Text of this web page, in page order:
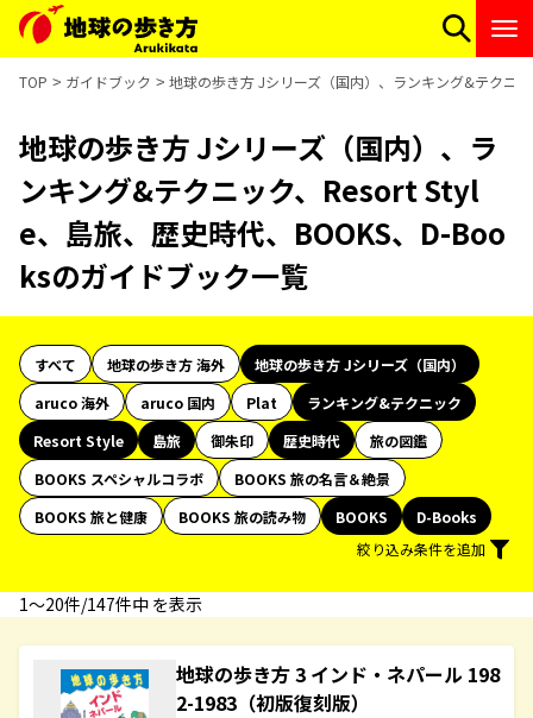
TOP ガイドブック 地球の歩き方 Jシリーズ（国内）、ランキング&テクニ
地球の歩き方 Jシリーズ（国内）、ラ
ンキング&テクニック、Resort Styl
e、島旅、歴史時代、BOOKS、D-Boo
ksのガイドブック一覧
すべて 地球の歩き方 海外
地球の歩き方 Jシリーズ（国内）
aruco 海外
aruco 国内 Plat
ランキング&テクニック
Resort Style
島旅 御朱印 歴史時代
旅の図鑑
BOOKS スペシャルコラボ
BOOKS 旅の名言＆絶景
BOOKS 旅と健康
BOOKS 旅の読み物 BOOKS
D-Books
絞り込み条件を追加
1〜20件/147件中 を表示
地球の歩き方 3 インド・ネパール 198
2-1983（初版復刻版）